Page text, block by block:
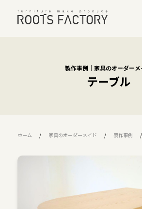
製作事例｜家具のオーダーメ
テーブル
ホーム 家具のオーダーメイド 製作事例